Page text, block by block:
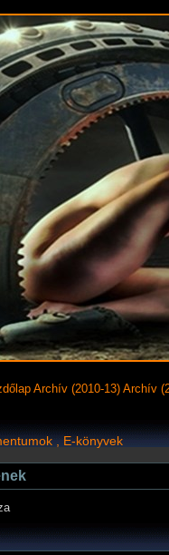
Archív (2010-13) Archív
, E-könyvek